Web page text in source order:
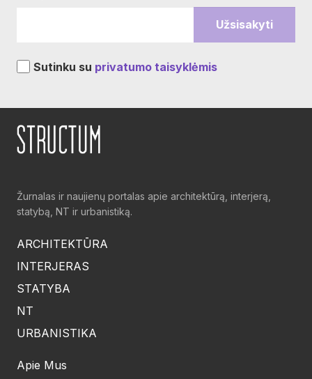
Sutinku su privatumo taisyklėmis
Žurnalas ir naujienų portalas apie architektūrą, interjerą,
statybą, NT ir urbanistiką.
ARCHITEKTŪRA
INTERJERAS
STATYBA
NT
URBANISTIKA
Apie Mus